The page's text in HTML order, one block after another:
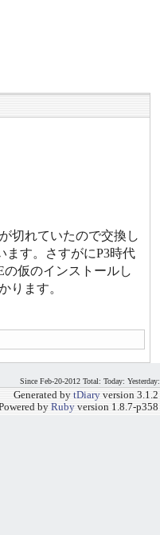
切れていたので交換し
ます。さすがにP3時代
仮のインストールし
ります。
Since Feb-20-2012 Total: Today: Yesterday:
Generated by tDiary version 3.1.2
by Ruby version 1.8.7-p358